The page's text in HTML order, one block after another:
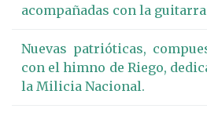
acompañadas con la
Nuevas patrióticas,
con el himno de Riego,
la Milicia Nacional.